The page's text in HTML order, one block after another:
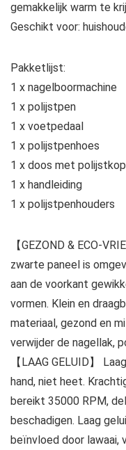
gemakkelijk warm te
Geschikt voor:
Pakketlijst:
1 x nagelboormachine
1 x polijstpen
1 x voetpedaal
1 x polijstpenhoes
1 x doos met polijstkop
1 x handleiding
1 x polijstpenhouders
【GEZOND & ECO-
zwarte paneel is
aan de voorkant
vormen. Klein en
materiaal, gezond en
verwijder de nagellak,
【LAAG GELUID】
hand, niet heet.
bereikt 35000 RPM,
beschadigen. Laag
beïnvloed door